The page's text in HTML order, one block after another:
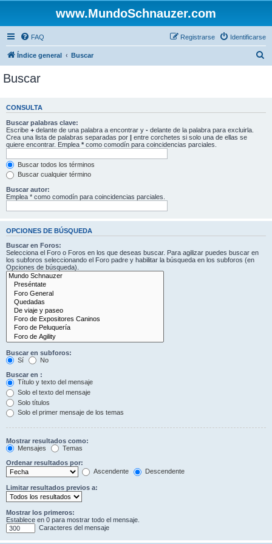
www.MundoSchnauzer.com
FAQ Identificarse
Registrarse
Índice general Buscar
a
Buscar
CONSULTA
Buscar palabras clave:
Escribe + delante de una palabra a encontrar y - delante de la palabra para excluirla.
Crea una lista de palabras separadas por | entre corchetes si solo una de ellas se
quiere encontrar. Emplea * como comodín para coincidencias parciales.
Buscar todos los términos
Buscar cualquier término
Buscar autor:
Emplea * como comodín para coincidencias parciales.
OPCIONES DE BÚSQUEDA
Buscar en Foros:
Selecciona el Foro o Foros en los que deseas buscar. Para agilizar puedes buscar en
los subforos seleccionando el Foro padre y habilitar la búsqueda en los subforos (en
Opciones de búsqueda).
Buscar en subforos:
Sí
No
Buscar en :
Título y texto del mensaje
Solo el texto del mensaje
Solo títulos
Solo el primer mensaje de los temas
Mostrar resultados como:
Mensajes
Temas
Ordenar resultados por:
Ascendente
Descendente
Limitar resultados previos a:
Mostrar los primeros:
Establece en 0 para mostrar todo el mensaje.
Caracteres del mensaje